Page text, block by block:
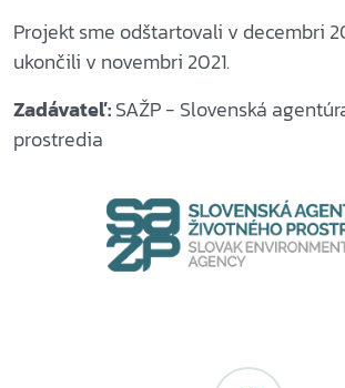
Projekt sme odštartovali v decembri
ukončili v novembri 2021.
Zadávateľ:SAŽP - Slovenská
prostredia